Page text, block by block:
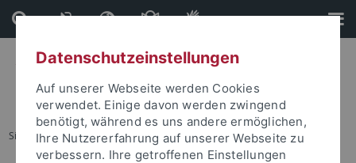
Direkt
zum
Inhalt
Direkt
zur
Fußleiste
Sie sind hier: Startseite
Datenschutzeinstellungen
Auf unserer Webseite werden Cookies
verwendet. Einige davon werden zwingend
benötigt, während es uns andere ermöglichen,
Ihre Nutzererfahrung auf unserer Webseite zu
verbessern. Ihre getroffenen Einstellungen